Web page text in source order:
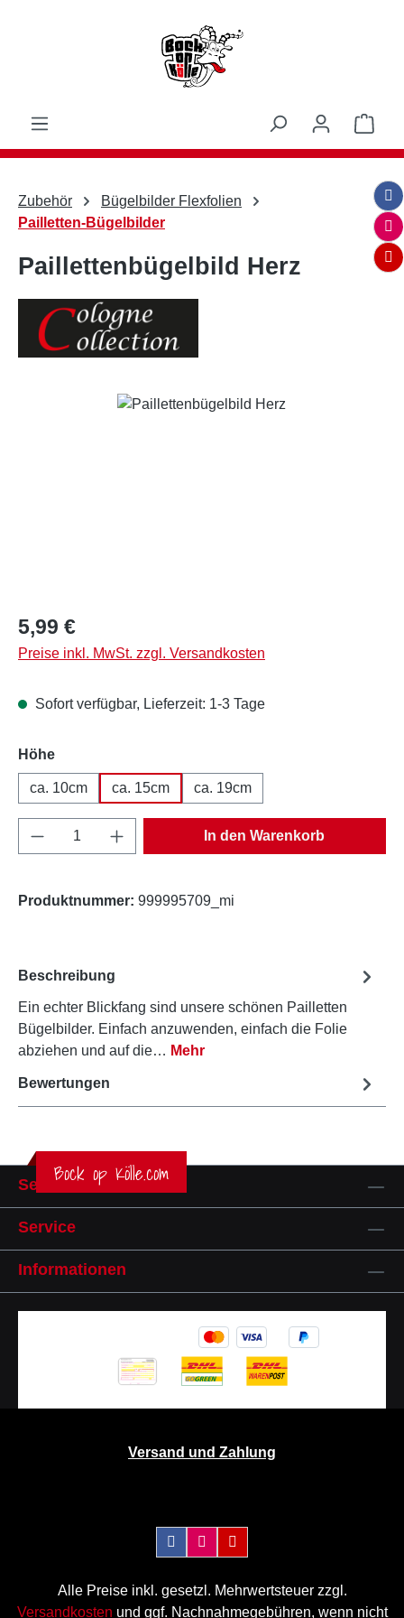
Zubehör
Bügelbilder Flexfolien
Pailletten-Bügelbilder
Paillettenbügelbild Herz
Bildergalerie überspringen
Regulärer Preis:
5,99 €
Preise inkl. MwSt. zzgl. Versandkosten
Sofort verfügbar, Lieferzeit: 1-3 Tage
Höheauswählen
ca. 10cm ca. 15cm ca. 19cm
Produkt Anzahl: Gib den gewünschten
In den Warenkorb
Produktnummer: 999995709_mi
Beschreibung
Ein echter Blickfang sind unsere schönen Pailletten
Bügelbilder. Einfach anzuwenden, einfach die Folie
abziehen und auf die… Mehr
Bewertungen
Bock op Kölle.com
Service-Hotline
Service
Informationen
Versand und Zahlung
Alle Preise inkl. gesetzl. Mehrwertsteuer zzgl.
Versandkosten und ggf. Nachnahmegebühren, wenn nicht